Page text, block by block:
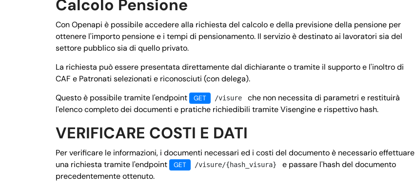
Calcolo Pensione
Con Openapi è possibile accedere alla richiesta del calcolo e della previsione della pensione per
ottenere l'importo pensione e i tempi di pensionamento. Il servizio è destinato ai lavoratori sia del
settore pubblico sia di quello privato.
La richiesta può essere presentata direttamente dal dichiarante o tramite il supporto e l'inoltro di
CAF e Patronati selezionati e riconosciuti (con delega).
Questo è possibile tramite l'endpoint
GET /visure
che non necessita di parametri e restituirà
l'elenco completo dei documenti e pratiche richiedibili tramite Visengine e rispettivo hash.
VERIFICARE COSTI E DATI
Per verificare le informazioni, i documenti necessari ed i costi del documento è necessario effettuare
una richiesta tramite l'endpoint
GET /visure/{hash_visura}
e passare l'hash del documento
precedentemente ottenuto.